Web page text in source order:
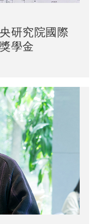
研究院國際
學金